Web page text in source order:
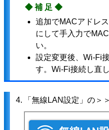
◆補足◆
追加でMACアドレ
にして手入力で
い。
設定変更後、Wi-Fi
す。Wi-Fi接続し直
4. 「無線LAN設定」の＞